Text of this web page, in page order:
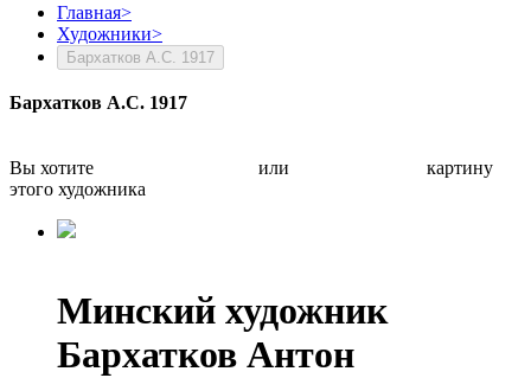
Главная>
Художники>
Бархатков А.С. 1917
Бархатков А.С. 1917
Вы хотите или
картину
этого художника
Минский художник
Бархатков Антон